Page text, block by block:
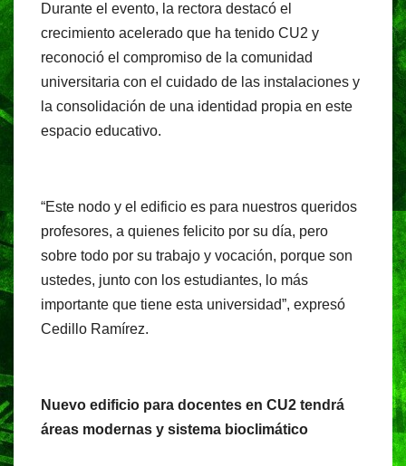
Durante el evento, la rectora destacó el
crecimiento acelerado que ha tenido CU2 y
reconoció el compromiso de la comunidad
universitaria con el cuidado de las instalaciones y
la consolidación de una identidad propia en este
espacio educativo.
“Este nodo y el edificio es para nuestros queridos
profesores, a quienes felicito por su día, pero
sobre todo por su trabajo y vocación, porque son
ustedes, junto con los estudiantes, lo más
importante que tiene esta universidad”, expresó
Cedillo Ramírez.
Nuevo edificio para docentes en CU2 tendrá
áreas modernas y sistema bioclimático